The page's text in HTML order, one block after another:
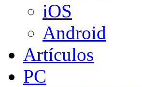
iOS
Android
Artículos
PC